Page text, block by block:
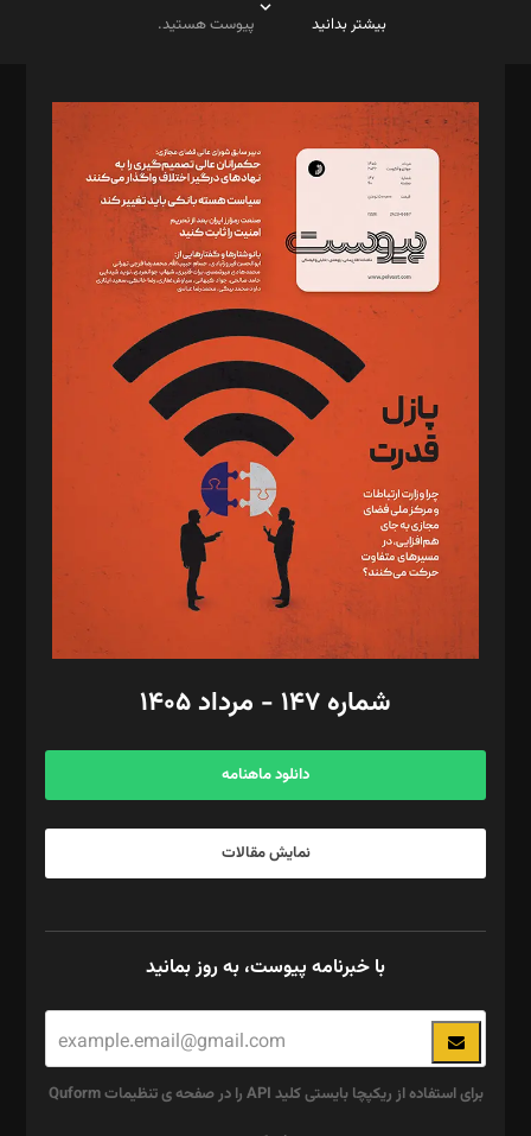
بیشتر بدانید
پیوست هستید.
مدیر مسئول: محمدباقر اثنی‌عشری
سردبیر: مهرک محمودی
دبیر تحریریه: میثم قاسمی
د‌بیر ناداستان: سمانه سمیع
د‌بیر خدمت و تجارت: ابوالفضل رجبی
د‌بیر حقوق فناوری: حسام‌الدین ایپکچی
د‌بیر پیوست جهان: مینا پاکدل
د‌بیر تحریریه آنلاین: بابک نقاش
تحریریه‌: مجتبی محمود‌ی، آرش برهمند، یسنا امان‌پور، سروش کرمیان،
مصطفی مسجدی آرانی، ابوالفضل رجبی، زهرا فکرانه، فائزه فتحی
رستمی،مصطفی باستان
ویرایش: نگار استاد‌‌آقا
طراح یونیفرم: مجید توکلی
فیلمبرداری و عکاسی: امیر شفیعی، مانی لطفی زاده
گرافیک و صفحه‌آرایی: سید‌سبحان‌علی ثابت
مد‌یر توسعه تجاری: کامبیز برید‌
امور مالی: شاپور رهبری، محمد‌ کاظمی‌نیا
آگهی و مشترکین: ۰۹۱۹۹۹۹۰۴۵۴
شماره ۱۴۷ - مرداد ۱۴۰۵
دانلود ماهنامه
نمایش مقالات
با خبرنامه پیوست، به روز بمانید
برای استفاده از ریکپچا بایستی کلید API را در صفحه ی تنظیمات Quform